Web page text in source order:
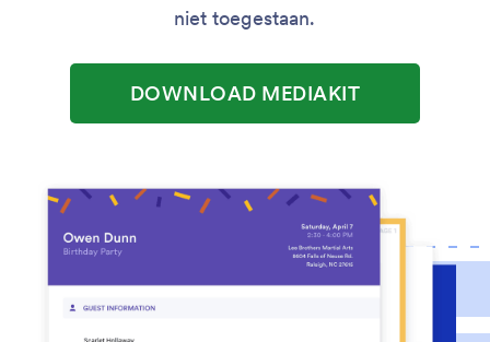
niet toegestaan.
DOWNLOAD MEDIAKIT